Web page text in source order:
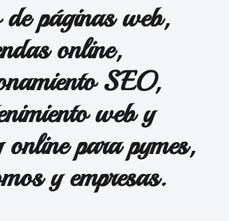
páginas web,
online,
SEO,
web y
online para pymes,
y empresas.